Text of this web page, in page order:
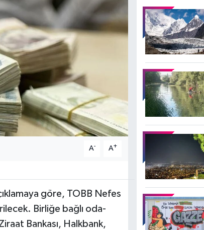
A- A+
göre, TOBB Nefes
Birliğe bağlı oda-
Bankası, Halkbank,